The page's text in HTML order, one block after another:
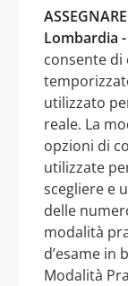
Lombardia
consente
utilizzato
reale. La
opzioni di
utilizzate
scegliere e
delle
modalità
d’esame in
Modalità